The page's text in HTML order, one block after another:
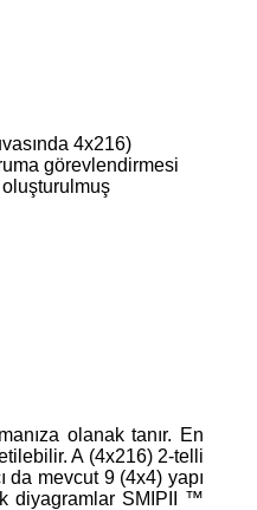
4x216)
görevlendirmesi
oluşturulmuş
olanak tanır. En
A (4x216) 2-telli
da mevcut 9 (4x4) yapı
diyagramlar SMIPII ™